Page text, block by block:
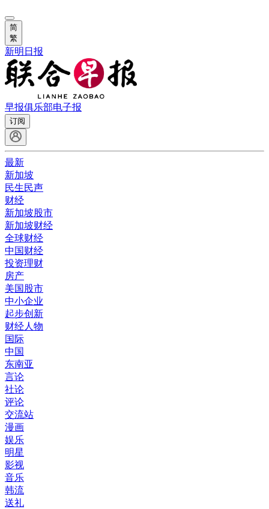
简
繁
新明日报
早报俱乐部电子报
订阅
最新
新加坡
民生民声
财经
新加坡股市
新加坡财经
全球财经
中国财经
投资理财
房产
美国股市
中小企业
起步创新
财经人物
国际
中国
东南亚
言论
社论
评论
交流站
漫画
娱乐
明星
影视
音乐
韩流
送礼